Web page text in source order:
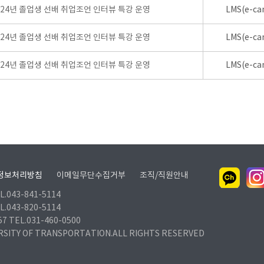
년 졸업생 선배 취업조언 인터뷰 특강 운영 LMS(e-
년 졸업생 선배 취업조언 인터뷰 특강 운영 LMS(e-
년 졸업생 선배 취업조언 인터뷰 특강 운영 LMS(e-
보처리방침 이메일무단수집거부 조직/직원안내
841-5114
820-5114
TEL.031-460-0500
OF TRANSPORTATION.ALL RIGHTS RESERVED